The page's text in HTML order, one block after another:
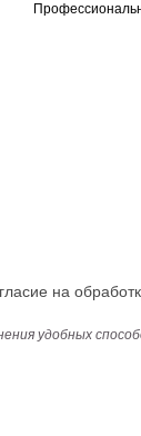
на
удобных